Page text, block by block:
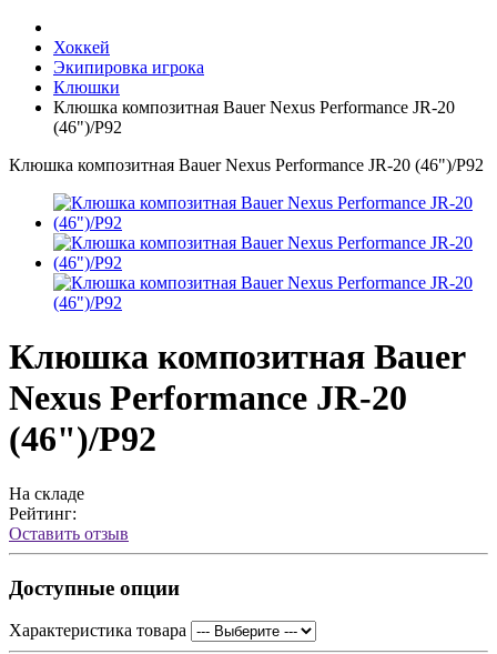
Хоккей
Экипировка игрока
Клюшки
Клюшка композитная Bauer Nexus Performance JR-20
(46")/P92
Клюшка композитная Bauer Nexus Performance JR-20 (46")/P92
Клюшка композитная Bauer
Nexus Performance JR-20
(46")/P92
На складе
Рейтинг:
Оставить отзыв
Доступные опции
Характеристика товара